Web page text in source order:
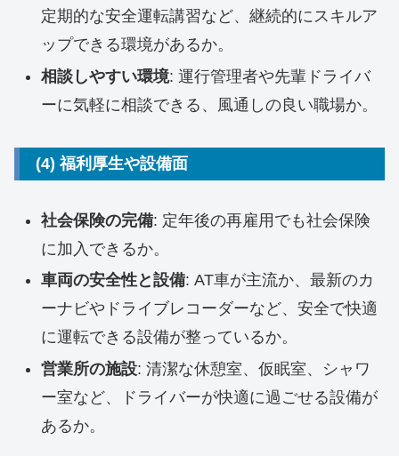
定期的な安全運転講習など、継続的にスキルア
ップできる環境があるか。
相談しやすい環境: 運行管理者や先輩ドライバ
ーに気軽に相談できる、風通しの良い職場か。
(4) 福利厚生や設備面
社会保険の完備: 定年後の再雇用でも社会保険
に加入できるか。
車両の安全性と設備: AT車が主流か、最新のカ
ーナビやドライブレコーダーなど、安全で快適
に運転できる設備が整っているか。
営業所の施設: 清潔な休憩室、仮眠室、シャワ
ー室など、ドライバーが快適に過ごせる設備が
あるか。